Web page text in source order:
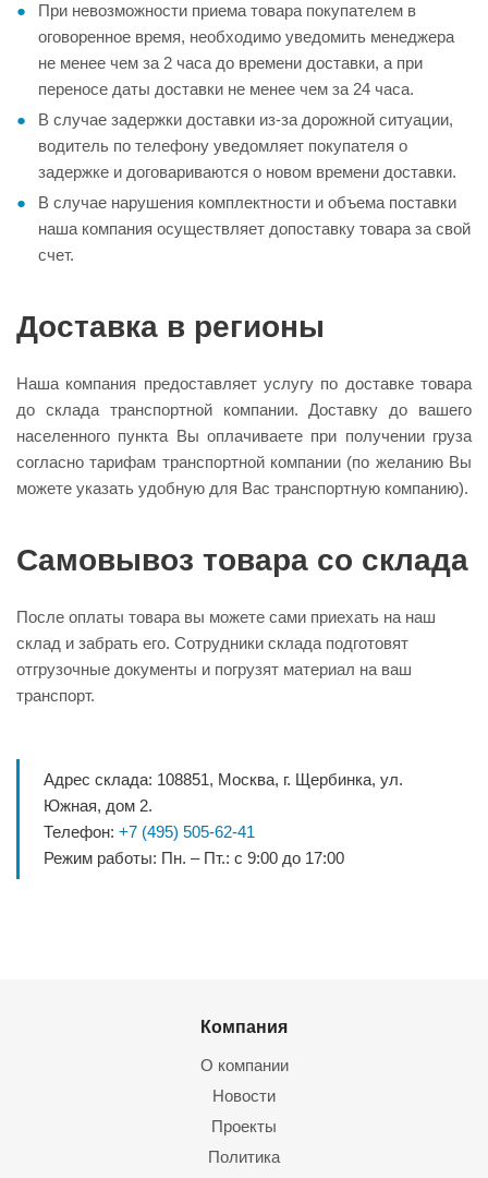
При невозможности приема товара покупателем в
оговоренное время, необходимо уведомить менеджера
не менее чем за 2 часа до времени доставки, а при
переносе даты доставки не менее чем за 24 часа.
В случае задержки доставки из-за дорожной ситуации,
водитель по телефону уведомляет покупателя о
задержке и договариваются о новом времени доставки.
В случае нарушения комплектности и объема поставки
наша компания осуществляет допоставку товара за свой
счет.
Доставка в регионы
Наша компания предоставляет услугу по доставке товара
до склада транспортной компании. Доставку до вашего
населенного пункта Вы оплачиваете при получении груза
согласно тарифам транспортной компании (по желанию Вы
можете указать удобную для Вас транспортную компанию).
Самовывоз товара со склада
После оплаты товара вы можете сами приехать на наш
склад и забрать его. Сотрудники склада подготовят
отгрузочные документы и погрузят материал на ваш
транспорт.
Адрес склада: 108851, Москва, г. Щербинка, ул.
Южная, дом 2.
Телефон: +7 (495) 505-62-41
Режим работы: Пн. – Пт.: с 9:00 до 17:00
Компания
О компании
Новости
Проекты
Политика